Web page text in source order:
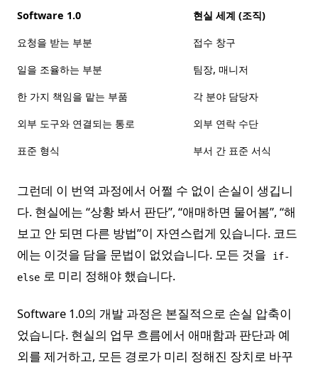
Software 1.0
현실 세계 (조직)
요청을 받는 부분
접수 창구
일을 조율하는 부분
팀장, 매니저
한 가지 책임을 맡는 부품
각 분야 담당자
외부 도구와 연결되는 통로
외부 연락 수단
표준 형식
부서 간 표준 서식
그런데 이 번역 과정에서 어쩔 수 없이 손실이 생깁니
다. 현실에는 “상황 봐서 판단”, “애매하면 물어봄”, “해
보고 안 되면 다른 방법”이 자연스럽게 있습니다. 코드
에는 이것을 담을 문법이 없었습니다. 모든 것을
if-
else 로 미리 정해야 했습니다.
Software 1.0의 개발 과정은 본질적으로 손실 압축이
었습니다. 현실의 업무 흐름에서 애매함과 판단과 예
외를 제거하고, 모든 경로가 미리 정해진 장치로 바꾸